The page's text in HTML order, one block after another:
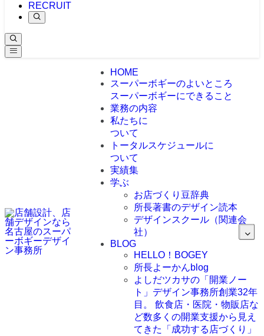
RECRUIT
HOME
スーパーボギーのよいところ
スーパーボギーにできること
業務の内容
私たちに
ついて
トータルスケジュールに
ついて
実績集
学ぶ
お店づくり豆辞典
所長著書のデザイン読本
デザインスクール（関連会
社）
BLOG
HELLO！BOGEY
所長よーかんblog
よしだツカサの「開業ノー
ト」 デザイン事務所創業32年
目。 飲食店・医院・物販店な
ど数多くの開業支援から見え
てきた「成功する店づくり」